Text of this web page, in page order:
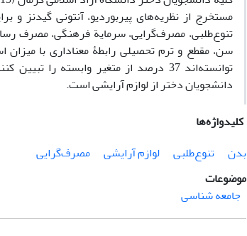
مستخرج از نظریه‌های پیربوردیو، آنتونی گیدنز و
تنوع‌طلبی، مصرف‌گرایی، سرمایة فرهنگی، مصرف
سن، مقطع و ترم تحصیلی رابطۀ معناداری با میزان
توانسته‌اند 37 درصد از متغیر وابسته
دانشجویان دختر از لوازم آرایشی است.
کلیدواژه‌ها
بدن
تنوع‌طلبی لوازم آرایشی
مصرف‌گرایی
موضوعات
جامعه شناسی